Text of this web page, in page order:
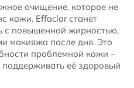
очищение, которое не
кожи. Effaclar станет
с повышенной жирностью,
макияжа после дня. Это
проблемной кожи –
её здоровый